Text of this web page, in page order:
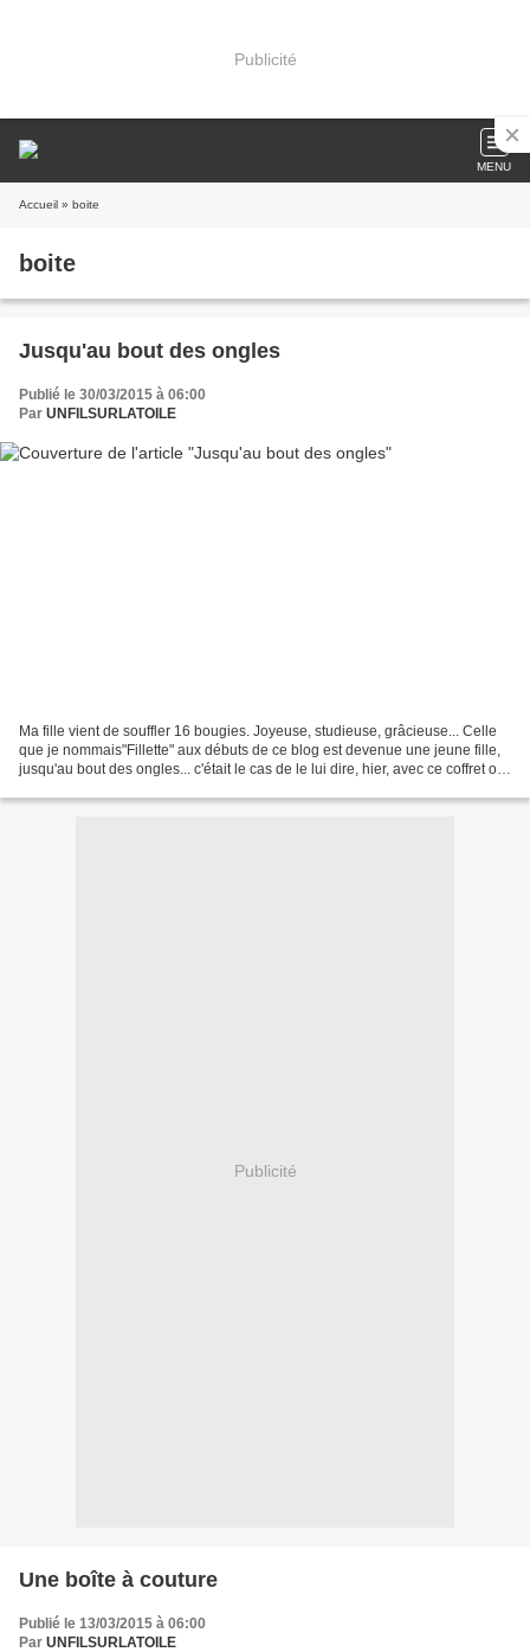
Publicité
MENU
Accueil » boite
boite
Jusqu'au bout des ongles
Publié le 30/03/2015 à 06:00
Par UNFILSURLATOILE
Ma fille vient de souffler 16 bougies. Joyeuse, studieuse, grâcieuse... Celle
que je nommais"Fillette" aux débuts de ce blog est devenue une jeune fille,
jusqu'au bout des ongles... c'était le cas de le lui dire, hier, avec ce coffret où
Publicité
Une boîte à couture
Publié le 13/03/2015 à 06:00
Par UNFILSURLATOILE